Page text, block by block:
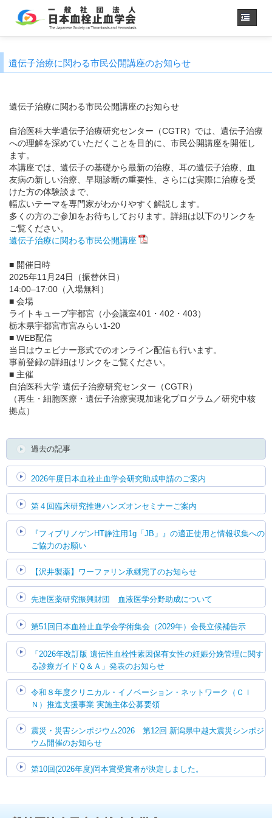
学会概要・理事長挨拶
学会誌
診療ガイドライン
用語集
認定医制度
認定技師制度
学術集会
会員専用
事務手続き（入退会・変更）
リンク
遺伝子治療に関わる市民公開講座のお知らせ
遺伝子治療に関わる市民公開講座のお知らせ
自治医科大学遺伝子治療研究センター（CGTR）では、遺伝子治療
への理解を深めていただくことを目的に、市民公開講座を開催し
ます。
本講座では、遺伝子の基礎から最新の治療、耳の遺伝子治療、血
友病の新しい治療、早期診断の重要性、さらには実際に治療を受
けた方の体験談まで、
幅広いテーマを専門家がわかりやすく解説します。
多くの方のご参加をお待ちしております。詳細は以下のリンクを
ご覧ください。
遺伝子治療に関わる市民公開講座
■ 開催日時
2025年11月24日（振替休日）
14:00–17:00（入場無料）
■ 会場
ライトキューブ宇都宮（小会議室401・402・403）
栃木県宇都宮市宮みらい1-20
■ WEB配信
当日はウェビナー形式でのオンライン配信も行います。
事前登録の詳細はリンクをご覧ください。
■ 主催
自治医科大学 遺伝子治療研究センター（CGTR）
（再生・細胞医療・遺伝子治療実現加速化プログラム／研究中核
拠点）
過去の記事
2026年度日本血栓止血学会研究助成申請のご案内
第４回臨床研究推進ハンズオンセミナーご案内
『フィブリノゲンHT静注用1g「JB」』の適正使用と情報収集への
ご協力のお願い
【沢井製薬】ワーファリン承継完了のお知らせ
先進医薬研究振興財団 血液医学分野助成について
第51回日本血栓止血学会学術集会（2029年）会長立候補告示
「2026年改訂版 遺伝性血栓性素因保有女性の妊娠分娩管理に関す
る診療ガイドＱ＆Ａ」発表のお知らせ
令和８年度クリニカル・イノベーション・ネットワーク（ＣＩ
Ｎ）推進支援事業 実施主体公募要領
震災・災害シンポジウム2026 第12回 新潟県中越大震災シンポジ
ウム開催のお知らせ
第10回(2026年度)岡本賞受賞者が決定しました。